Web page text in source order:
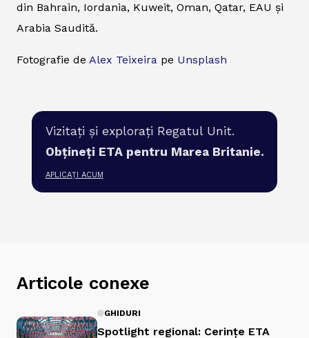
din Bahrain, Iordania, Kuweit, Oman, Qatar, EAU și
Arabia Saudită.
Fotografie de Alex Teixeira pe Unsplash
Vizitați și explorați Regatul Unit.
Obțineți ETA pentru Marea Britanie.
APLICAȚI ACUM
Articole conexe
GHIDURI
Spotlight regional: Cerințe ETA